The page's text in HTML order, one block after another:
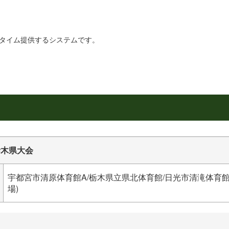
ム提供するシステムです。
県大会
宇都宮市清原体育館A/栃木県立県北体育館/日光市清滝体育
場)